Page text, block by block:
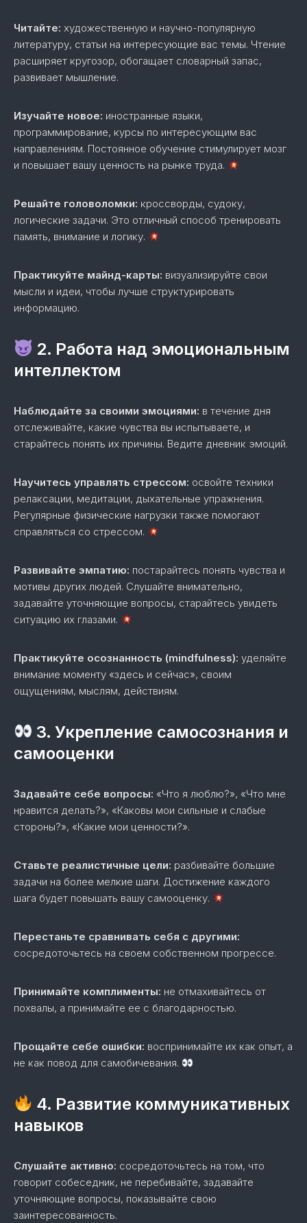
Читайте: художественную и научно-популярную
литературу, статьи на интересующие вас темы. Чтение
расширяет кругозор, обогащает словарный запас,
развивает мышление.
Изучайте новое: иностранные языки,
программирование, курсы по интересующим вас
направлениям. Постоянное обучение стимулирует мозг
и повышает вашу ценность на рынке труда.
Решайте головоломки: кроссворды, судоку,
логические задачи. Это отличный способ тренировать
память, внимание и логику.
Практикуйте майнд-карты: визуализируйте свои
мысли и идеи, чтобы лучше структурировать
информацию.
2. Работа над эмоциональным
интеллектом
Наблюдайте за своими эмоциями: в течение дня
отслеживайте, какие чувства вы испытываете, и
старайтесь понять их причины. Ведите дневник эмоций.
Научитесь управлять стрессом: освойте техники
релаксации, медитации, дыхательные упражнения.
Регулярные физические нагрузки также помогают
справляться со стрессом.
Развивайте эмпатию: постарайтесь понять чувства и
мотивы других людей. Слушайте внимательно,
задавайте уточняющие вопросы, старайтесь увидеть
ситуацию их глазами.
Практикуйте осознанность (mindfulness): уделяйте
внимание моменту «здесь и сейчас», своим
ощущениям, мыслям, действиям.
3. Укрепление самосознания и
самооценки
Задавайте себе вопросы: «Что я люблю?», «Что мне
нравится делать?», «Каковы мои сильные и слабые
стороны?», «Какие мои ценности?».
Ставьте реалистичные цели: разбивайте большие
задачи на более мелкие шаги. Достижение каждого
шага будет повышать вашу самооценку.
Перестаньте сравнивать себя с другими:
сосредоточьтесь на своем собственном прогрессе.
Принимайте комплименты: не отмахивайтесь от
похвалы, а принимайте ее с благодарностью.
Прощайте себе ошибки: воспринимайте их как опыт, а
не как повод для самобичевания.
4. Развитие коммуникативных
навыков
Слушайте активно: сосредоточьтесь на том, что
говорит собеседник, не перебивайте, задавайте
уточняющие вопросы, показывайте свою
заинтересованность.